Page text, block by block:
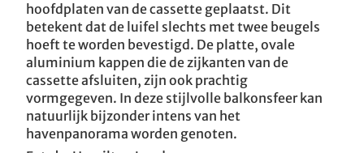
hoofdplaten van de cassette geplaatst. Dit
betekent dat de luifel slechts met twee beugels
hoeft te worden bevestigd. De platte, ovale
aluminium kappen die de zijkanten van de
cassette afsluiten, zijn ook prachtig
vormgegeven. In deze stijlvolle balkonsfeer kan
natuurlijk bijzonder intens van het
havenpanorama worden genoten.